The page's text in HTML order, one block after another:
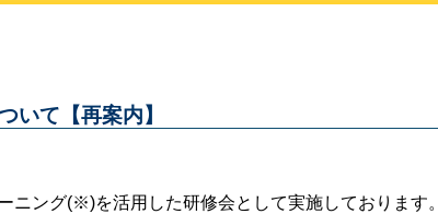
いて【再案内】
ニング(※)を活用した研修会として実施しております。